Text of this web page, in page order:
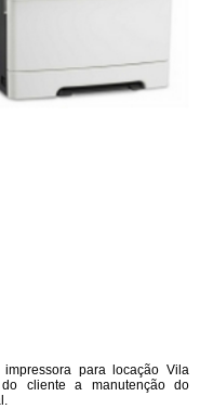
para locação Vila
cliente a manutenção do